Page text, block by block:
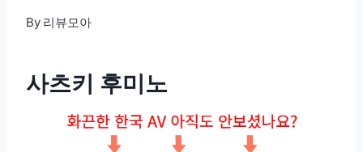
By 리뷰모아
사츠키 후미노